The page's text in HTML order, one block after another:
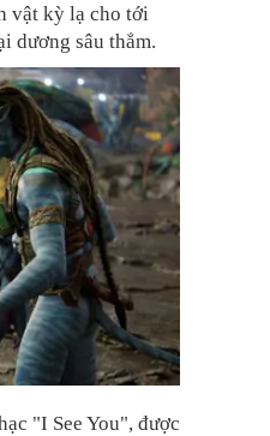
vật kỳ lạ cho tới
dương sâu thẳm.
"I See You", được